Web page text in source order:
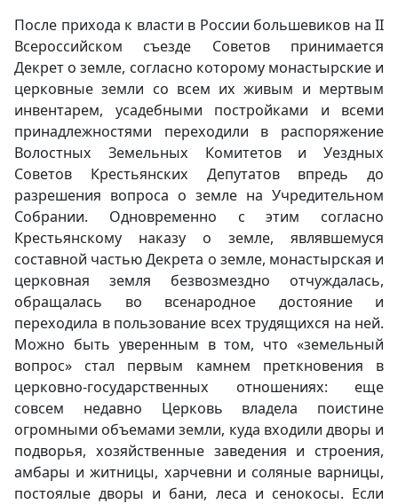
После прихода к власти в России большевиков на II
Всероссийском съезде Советов принимается
Декрет о земле, согласно которому монастырские и
церковные земли со всем их живым и мертвым
инвентарем, усадебными постройками и всеми
принадлежностями переходили в распоряжение
Волостных Земельных Комитетов и Уездных
Советов Крестьянских Депутатов впредь до
разрешения вопроса о земле на Учредительном
Собрании. Одновременно с этим согласно
Крестьянскому наказу о земле, являвшемуся
составной частью Декрета о земле, монастырская и
церковная земля безвозмездно отчуждалась,
обращалась во всенародное достояние и
переходила в пользование всех трудящихся на ней.
Можно быть уверенным в том, что «земельный
вопрос» стал первым камнем преткновения в
церковно-государственных отношениях: еще
совсем недавно Церковь владела поистине
огромными объемами земли, куда входили дворы и
подворья, хозяйственные заведения и строения,
амбары и житницы, харчевни и соляные варницы,
постоялые дворы и бани, леса и сенокосы. Если